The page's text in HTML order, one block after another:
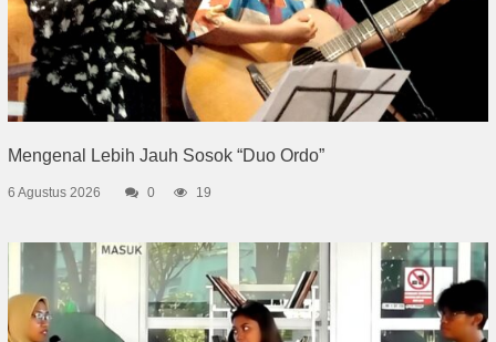
Mengenal Lebih Jauh Sosok “Duo Ordo”
6 Agustus 2026 0 19